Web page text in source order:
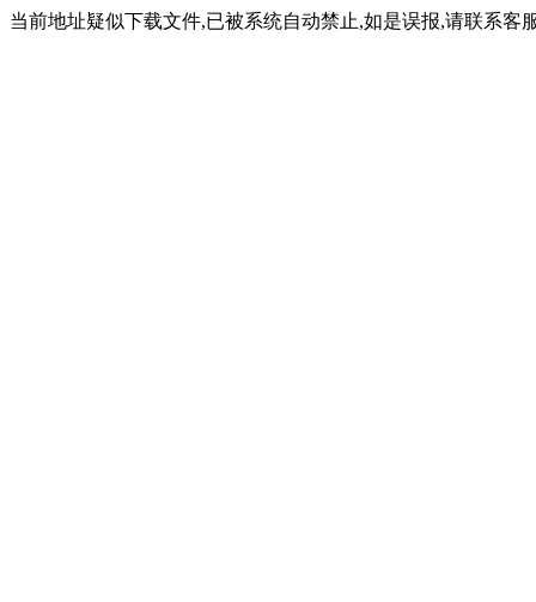
当前地址疑似下载文件,已被系统自动禁止,如是误报,请联系客